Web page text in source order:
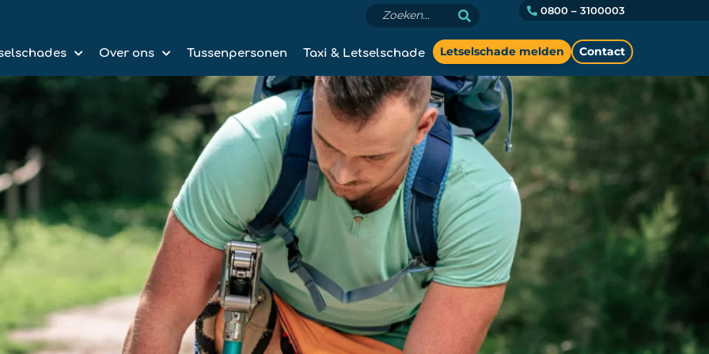
0800 – 3100003
Over ons Tussenpersonen Taxi & Letselschade Letselschade melden Contact